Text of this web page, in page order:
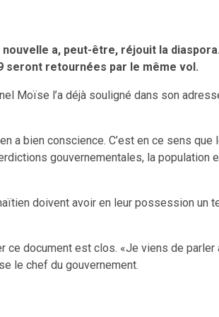
a, peut-être, réjouit la
seront retournées par le même vol.
Moïse l’a déjà souligné dans son
bien conscience. C’est en ce sens que
gouvernementales, la population
doivent avoir en leur possession un
document est clos. «Je viens de parler
le chef du gouvernement.